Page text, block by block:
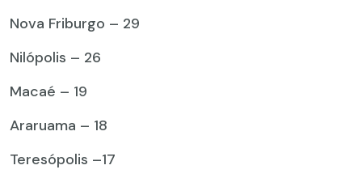
Nova Friburgo – 29
Nilópolis – 26
Macaé – 19
Araruama – 18
Teresópolis –17